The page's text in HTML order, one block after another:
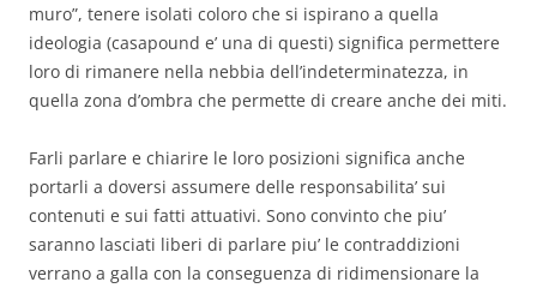
muro”, tenere isolati coloro che si ispirano a quella
ideologia (casapound e’ una di questi) significa permettere
loro di rimanere nella nebbia dell’indeterminatezza, in
quella zona d’ombra che permette di creare anche dei miti.
Farli parlare e chiarire le loro posizioni significa anche
portarli a doversi assumere delle responsabilita’ sui
contenuti e sui fatti attuativi. Sono convinto che piu’
saranno lasciati liberi di parlare piu’ le contraddizioni
verrano a galla con la conseguenza di ridimensionare la